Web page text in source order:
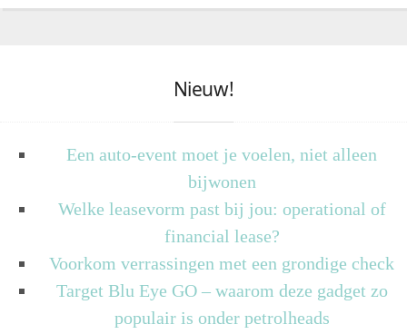
Nieuw!
Een auto-event moet je voelen, niet alleen
bijwonen
Welke leasevorm past bij jou: operational of
financial lease?
Voorkom verrassingen met een grondige check
Target Blu Eye GO – waarom deze gadget zo
populair is onder petrolheads